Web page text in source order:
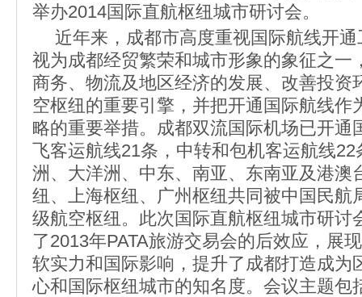
举办2014国际直航枢纽城市研讨会。
近年来，成都市高度重视国际航线开
视为成都经贸繁荣和城市形象的象征之一
商务、物流及地区经济的发展、改善投资
空枢纽的重要引擎，并把开通国际航线作
略的重要举措。成都双流国际机场已开通
飞客运航线21条，中转和包机客运航线
洲、大洋洲、中东、南亚、东南亚及港澳
纽、上海枢纽、广州枢纽共同被中国民航
级航空枢纽。此次国际直航枢纽城市研讨
了2013年PATA旅游交易会的后效应，展
软实力和国际影响，提升了成都打造成为
心和国际枢纽城市的知名度。会议主题包